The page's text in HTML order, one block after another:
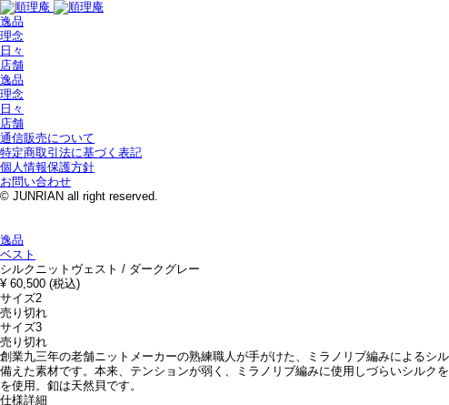
逸品
理念
日々
店舗
逸品
理念
日々
店舗
通信販売について
特定商取引法に基づく表記
個人情報保護方針
お問い合わせ
© JUNRIAN all right reserved.
逸品
ベスト
シルクニットヴェスト / ダークグレー
¥ 60,500 (税込)
サイズ2
売り切れ
サイズ3
売り切れ
創業九三年の老舗ニットメーカーの熟練職人が手がけた、ミラノリブ編みによる
備えた素材です。本来、テンションが弱く、ミラノリブ編みに使用しづらいシル
を使用。釦は天然貝です。
仕様詳細